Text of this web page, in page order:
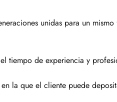
unidas para un
tiempo de experiencia y
la que el cliente puede